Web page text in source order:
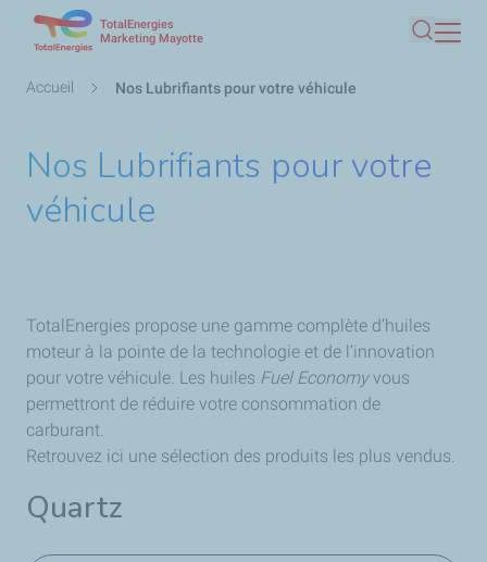
contenu
TotalEnergies
Marketing Mayotte
Fil
Accueil Nos Lubrifiants pour votre véhicule
Nos Lubrifiants pour votre
véhicule
TotalEnergies propose une gamme complète d’huiles
moteur à la pointe de la technologie et de l’innovation
pour votre véhicule. Les huiles Fuel Economyvous
permettront de réduire votre consommation de
carburant.
Retrouvez ici une sélection des produits les plus vendus.
Quartz